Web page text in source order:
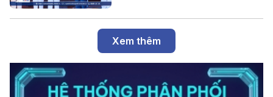
Xem thêm